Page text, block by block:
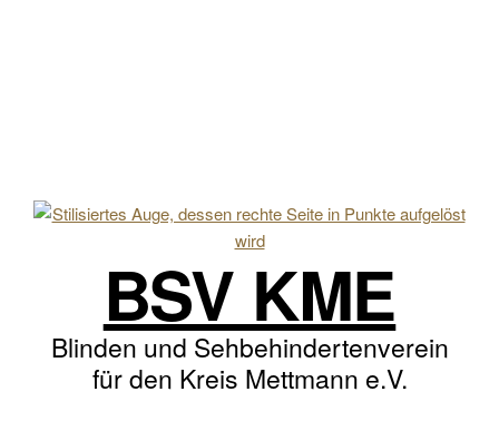
BSV KME
Blinden und Sehbehindertenverein
für den Kreis Mettmann e.V.